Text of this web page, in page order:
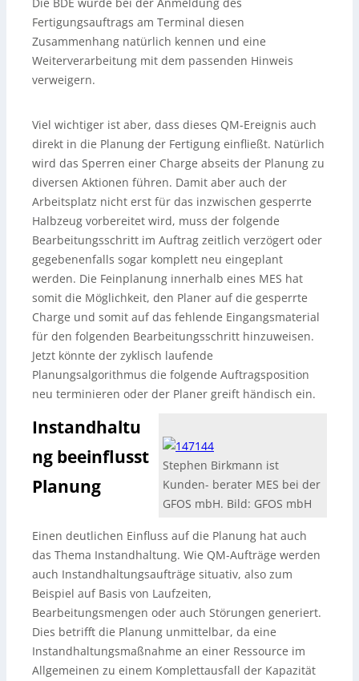
Fertigungsauftrags am Terminal diesen
Zusammenhang natürlich kennen und eine
Weiterverarbeitung mit dem passenden Hinweis
verweigern.
Viel wichtiger ist aber, dass dieses QM-Ereignis auch
direkt in die Planung der Fertigung einfließt. Natürlich
wird das Sperren einer Charge abseits der Planung zu
diversen Aktionen führen. Damit aber auch der
Arbeitsplatz nicht erst für das inzwischen gesperrte
Halbzeug vorbereitet wird, muss der folgende
Bearbeitungsschritt im Auftrag zeitlich verzögert oder
gegebenenfalls sogar komplett neu eingeplant
werden. Die Feinplanung innerhalb eines MES hat
somit die Möglichkeit, den Planer auf die gesperrte
Charge und somit auf das fehlende Eingangsmaterial
für den folgenden Bearbeitungsschritt hinzuweisen.
Jetzt könnte der zyklisch laufende
Planungsalgorithmus die folgende Auftragsposition
neu terminieren oder der Planer greift händisch ein.
Stephen Birkmann ist
Kunden- berater MES bei der
GFOS mbH. Bild: GFOS mbH
Instandhaltu
ng beeinflusst
Planung
Einen deutlichen Einfluss auf die Planung hat auch
das Thema Instandhaltung. Wie QM-Aufträge werden
auch Instandhaltungsaufträge situativ, also zum
Beispiel auf Basis von Laufzeiten,
Bearbeitungsmengen oder auch Störungen generiert.
Dies betrifft die Planung unmittelbar, da eine
Instandhaltungsmaßnahme an einer Ressource im
Allgemeinen zu einem Komplettausfall der Kapazität